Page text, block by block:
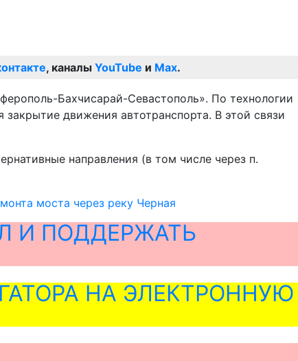
, каналы YouTube и Max.
Бахчисарай-Севастополь». По технологии
движения автотранспорта. В этой связи
направления (в том числе через п.
моста через реку Черная
И ПОДДЕРЖАТЬ
НА ЭЛЕКТРОННУЮ